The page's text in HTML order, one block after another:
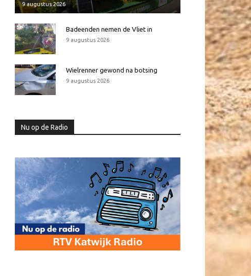
9 augustus 2026
Badeenden nemen de Vliet in
9 augustus 2026
Wielrenner gewond na botsing
9 augustus 2026
Nu op de Radio